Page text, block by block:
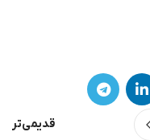
قدیمی‌تر